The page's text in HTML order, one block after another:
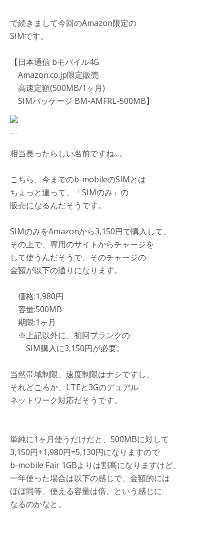
で続きまして今回のAmazon限定の
SIMです。
【日本通信 bモバイル4G
Amazon.co.jp限定販売
高速定額(500MB/1ヶ月)
SIMパッケージ BM-AMFRL-500MB】
相当長ったらしい名前ですね…。
こちら、今までのb-mobileのSIMとは
ちょっと違って、「SIMのみ」の
販売になるんだそうです。
SIMのみをAmazonから3,150円で購入して、
その上で、専用のサイトからチャージを
して使うんだそうで、そのチャージの
金額が以下の通りになります。
価格:1,980円
容量:500MB
期限:1ヶ月
※上記以外に、初回ブランクの
SIM購入に3,150円が必要。
当然帯域制限、速度制限はナシですし、
それどころか、LTEと3Gのデュアル
ネットワーク対応だそうです。
単純に1ヶ月使うだけだと、500MBに対して
3,150円+1,980円=5,130円になりますので
b-mobile Fair 1GBよりは割高になりますけど、
一年使った場合は以下の感じで、金額的には
ほぼ同等、使える容量は倍、という感じに
なるのかなと。